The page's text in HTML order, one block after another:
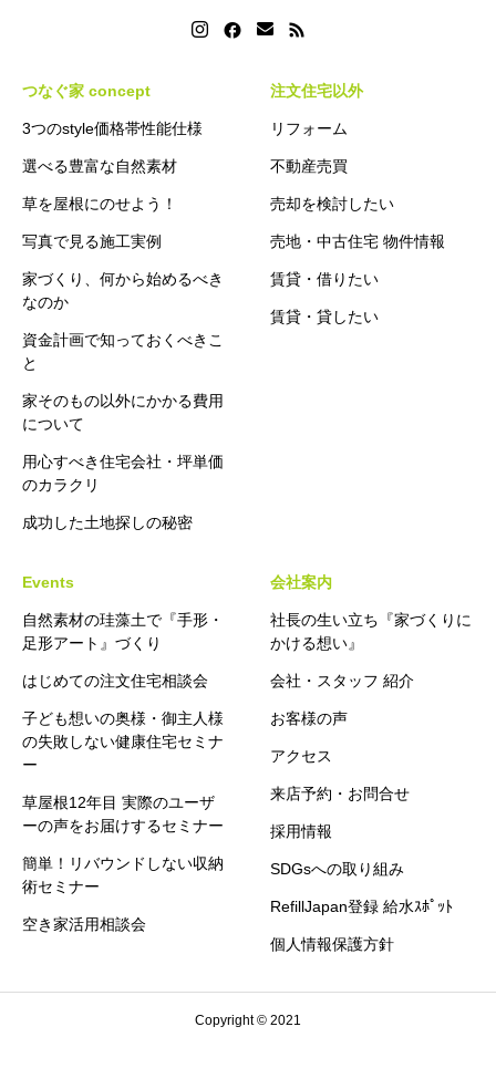
つなぐ家 concept
3つのstyle価格帯性能仕様
選べる豊富な自然素材
草を屋根にのせよう！
写真で見る施工実例
家づくり、何から始めるべき
なのか
資金計画で知っておくべきこ
と
家そのもの以外にかかる費用
について
用心すべき住宅会社・坪単価
のカラクリ
成功した土地探しの秘密
注文住宅以外
リフォーム
不動産売買
売却を検討したい
売地・中古住宅 物件情報
賃貸・借りたい
賃貸・貸したい
Events
自然素材の珪藻土で『手形・
足形アート』づくり
はじめての注文住宅相談会
子ども想いの奥様・御主人様
の失敗しない健康住宅セミナ
ー
草屋根12年目 実際のユーザ
ーの声をお届けするセミナー
簡単！リバウンドしない収納
術セミナー
空き家活用相談会
会社案内
社長の生い立ち『家づくりに
かける想い』
会社・スタッフ 紹介
お客様の声
アクセス
来店予約・お問合せ
採用情報
SDGsへの取り組み
RefillJapan登録 給水ｽﾎﾟｯﾄ
個人情報保護方針
Copyright © 2021